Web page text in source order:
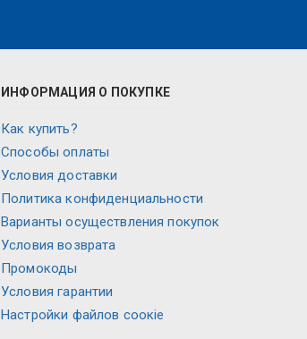
ИНФОРМАЦИЯ О ПОКУПКЕ
Как купить?
Способы оплаты
Условия доставки
Политика конфиденциальности
Варианты осуществления покупок
Условия возврата
Промокоды
Условия гарантии
Настройки файлов соокіе